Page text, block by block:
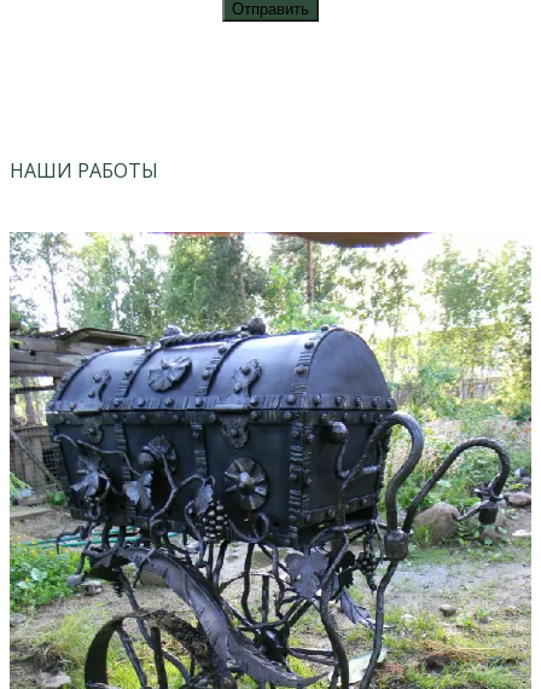
НАШИ РАБОТЫ